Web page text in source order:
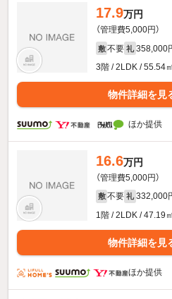
17.9万円
（管理費5,000円）
敷 不要 礼 358,000
3階 / 2LDK / 55.54㎡
物件詳細を見
ほか提供
16.6万円
（管理費5,000円）
敷 不要 礼 332,000
1階 / 2LDK / 47.19㎡
物件詳細を見
ほか提供